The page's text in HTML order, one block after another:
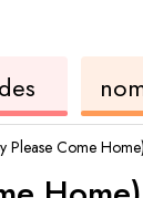
ukulele
Please Come Home)